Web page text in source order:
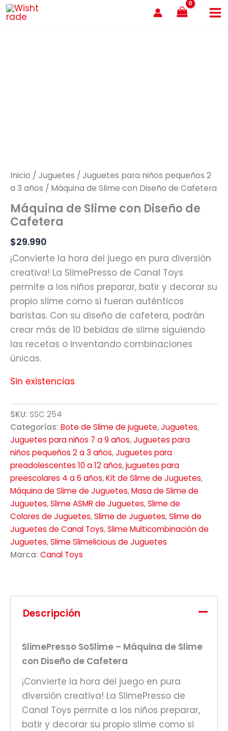
al
Inicio / Juguetes / Juguetes para niños pequeños 2
a 3 años / Máquina de Slime con Diseño de Cafetera
Máquina de Slime con Diseño de
Cafetera
$29.990
¡Convierte la hora del juego en pura diversión
creativa! La SlimePresso de Canal Toys
permite a los niños preparar, batir y decorar su
propio slime como si fueran auténticos
baristas. Con su diseño de cafetera, podrán
crear más de 10 bebidas de slime siguiendo
las recetas o inventando combinaciones
únicas.
Sin existencias
SKU: SSC 254
Categorías: Bote de Slime de juguete,Juguetes,
Juguetes para niños 7 a 9 años,Juguetes para
niños pequeños 2 a 3 años,Juguetes para
preadolescentes 10 a 12 años,juguetes para
preescolares 4 a 6 años,Kit de Slime de Juguetes,
Máquina de Slime de Juguetes,Masa de Slime de
Juguetes,Slime ASMR de Juguetes,Slime de
Colores de Juguetes,Slime de Juguetes,Slime de
Juguetes de Canal Toys,Slime Multicombinación de
Juguetes,Slime Slimelicious de Juguetes
Marca: Canal Toys
Descripción
SlimePresso SoSlime – Máquina de Slime
con Diseño de Cafetera
¡Convierte la hora del juego en pura
diversión creativa! La SlimePresso de
Canal Toys permite a los niños preparar,
batir y decorar su propio slime como si